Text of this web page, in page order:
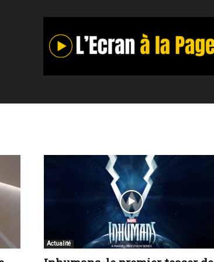
Actualité